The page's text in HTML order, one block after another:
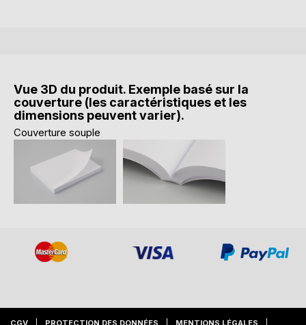
Vue 3D du produit. Exemple basé sur la
couverture (les caractéristiques et les
dimensions peuvent varier).
Couverture souple
CGV PROTECTION DES DONNÉES MENTIONS LÉGALES